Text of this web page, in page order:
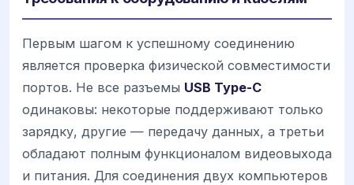
Первым шагом к успешному соединению
является проверка физической совместимости
портов. Не все разъемы USB Type-C
одинаковы: некоторые поддерживают только
зарядку, другие — передачу данных, а третьи
обладают полным функционалом видеовыхода
и питания. Для соединения двух компьютеров